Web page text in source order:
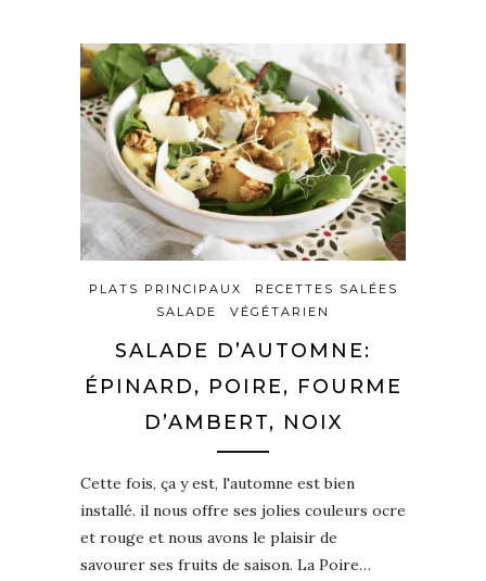
PLATS PRINCIPAUX
RECETTES SALÉES
SALADE
VÉGÉTARIEN
SALADE D’AUTOMNE:
ÉPINARD, POIRE, FOURME
D’AMBERT, NOIX
Cette fois, ça y est, l'automne est bien
installé. il nous offre ses jolies couleurs ocre
et rouge et nous avons le plaisir de
savourer ses fruits de saison. La Poire…